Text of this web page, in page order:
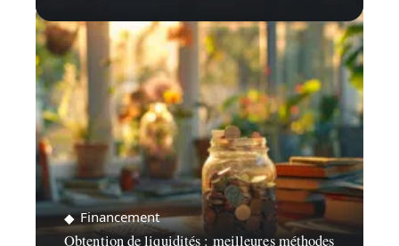
Financement
Obtention de liquidités : meilleures méthodes